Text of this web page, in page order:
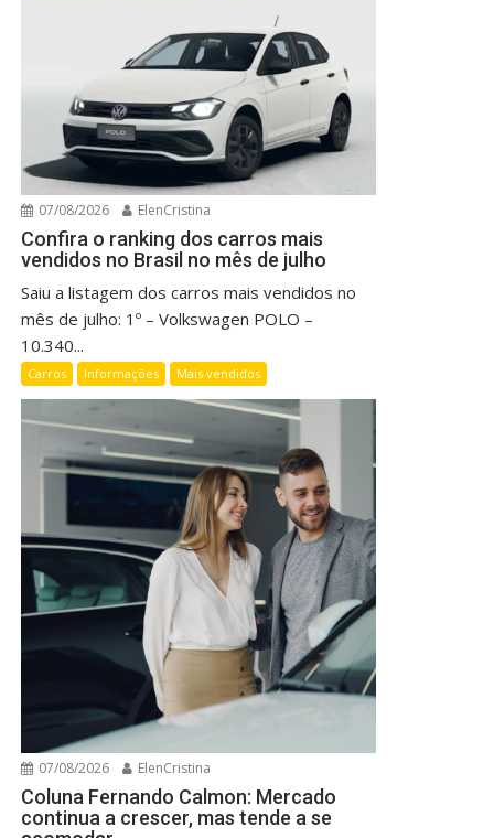
07/08/2026 ElenCristina
Confira o ranking dos carros mais
vendidos no Brasil no mês de julho
Saiu a listagem dos carros mais vendidos no
mês de julho: 1º – Volkswagen POLO –
10.340...
Carros Informações Mais vendidos
07/08/2026 ElenCristina
Coluna Fernando Calmon: Mercado
continua a crescer, mas tende a se